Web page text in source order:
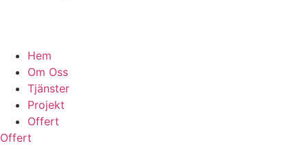
Hem
Om Oss
Tjänster
Projekt
Offert
Offert